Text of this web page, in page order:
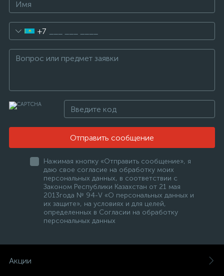
+7
Отправить сообщение
Нажимая кнопку «Отправить сообщение», я
даю свое согласие на обработку моих
персональных данных, в соответствии с
Законом Республики Казахстан от 21 мая
2013года № 94-V «О персональных данных и
их защите», на условиях и для целей,
определенных в Согласии на обработку
персональных данных
Акции